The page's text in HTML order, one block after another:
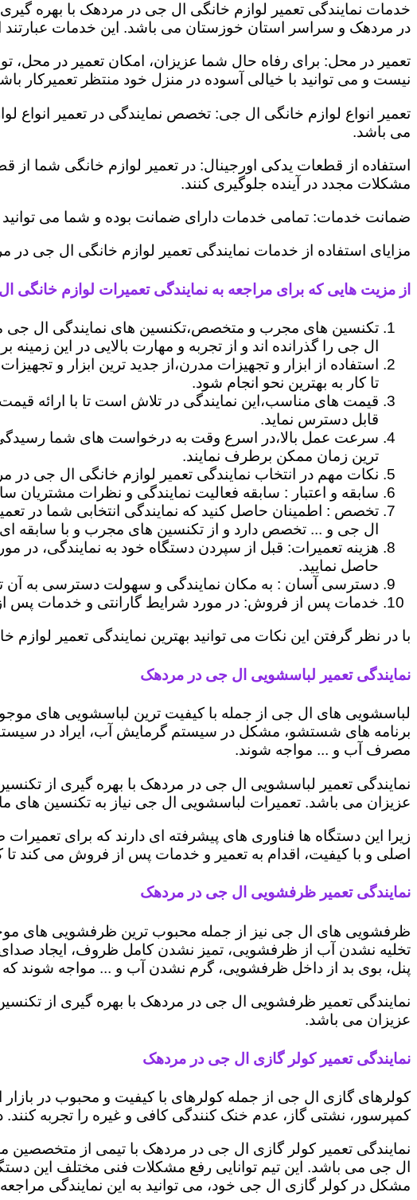
خدمات نمایندگی تعمیر لوازم خانگی ال جی در مردهک با بهره
در مردهک و سراسر استان خوزستان می باشد. این خدمات عبارتند
تعمیر در محل: برای رفاه حال شما عزیزان، امکان تعمیر در
نیست و می توانید با خیالی آسوده در منزل خود منتظر تعمیرکار
تعمیر انواع لوازم خانگی ال جی: تخصص نمایندگی در تعمیر انواع
می باشد.
استفاده از قطعات یدکی اورجینال: در تعمیر لوازم خانگی شما از
مشکلات مجدد در آینده جلوگیری کنند.
ضمانت خدمات: تمامی خدمات دارای ضمانت بوده و شما می توانید
مزایای استفاده از خدمات نمایندگی تعمیر لوازم خانگی ال جی در
از مزیت هایی که برای مراجعه به نمایندگی تعمیرات لوازم خانگی
تکنسین های مجرب و متخصص،تکنسین های نمایندگی ال جی
ال جی را گذرانده اند و از تجربه و مهارت بالایی در این زمینه
استفاده از ابزار و تجهیزات مدرن،از جدید ترین ابزار و
تا کار به بهترین نحو انجام شود.
قیمت های مناسب،این نمایندگی در تلاش است تا با ارائه
قابل دسترس نماید.
سرعت عمل بالا،در اسرع وقت به درخواست های شما
ترین زمان ممکن برطرف نمایند.
نکات مهم در انتخاب نمایندگی تعمیر لوازم خانگی ال جی در
سابقه و اعتبار : سابقه فعالیت نمایندگی و نظرات مشتریان
تخصص : اطمینان حاصل کنید که نمایندگی انتخابی شما در
ال جی و ... تخصص دارد و از تکنسین های مجرب و با سابقه
هزینه تعمیرات: قبل از سپردن دستگاه خود به نمایندگی، در
حاصل نمایید.
دسترسی آسان : به مکان نمایندگی و سهولت دسترسی به آن
خدمات پس از فروش: در مورد شرایط گارانتی و خدمات پس از
با در نظر گرفتن این نکات می توانید بهترین نمایندگی تعمیر
نمایندگی تعمیر لباسشویی ال جی در مردهک
لباسشویی های ال جی از جمله با کیفیت ترین لباسشویی های
برنامه های شستشو، مشکل در سیستم گرمایش آب، ایراد در
مصرف آب و ... مواجه شوند.
نمایندگی تعمیر لباسشویی ال جی در مردهک با بهره گیری از
عزیزان می باشد. تعمیرات لباسشویی ال جی نیاز به تکنسین های
زیرا این دستگاه ها فناوری های پیشرفته ای دارند که برای
اصلی و با کیفیت، اقدام به تعمیر و خدمات پس از فروش می کند تا
نمایندگی تعمیر ظرفشویی ال جی در مردهک
ظرفشویی های ال جی نیز از جمله محبوب ترین ظرفشویی های
تخلیه نشدن آب از ظرفشویی، تمیز نشدن کامل ظروف، ایجاد
پنل، بوی بد از داخل ظرفشویی، گرم نشدن آب و ... مواجه شوند
نمایندگی تعمیر ظرفشویی ال جی در مردهک با بهره گیری از
عزیزان می باشد.
نمایندگی تعمیر کولر گازی ال جی در مردهک
کولرهای گازی ال جی از جمله کولرهای با کیفیت و محبوب در
کمپرسور، نشتی گاز، عدم خنک کنندگی کافی و غیره را تجربه
نمایندگی تعمیر کولر گازی ال جی در مردهک با تیمی از متخصصین
ال جی می باشد. این تیم توانایی رفع مشکلات فنی مختلف این
مشکل در کولر گازی ال جی خود، می توانید به این نمایندگی مراجعه